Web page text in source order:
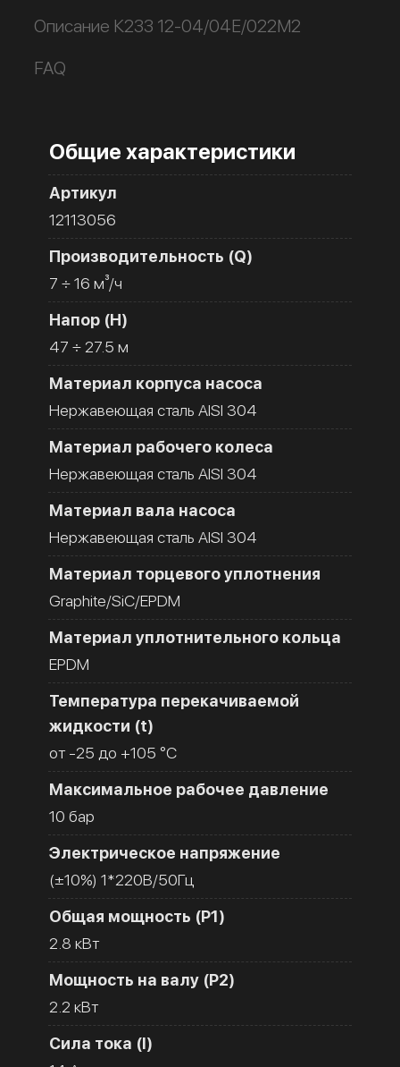
Описание К233 12-04/04Е/022М2
FAQ
Общие характеристики
Артикул
12113056
Производительность (Q)
7 ÷ 16 м³/ч
Напор (H)
47 ÷ 27.5 м
Материал корпуса насоса
Нержавеющая сталь AISI 304
Материал рабочего колеса
Нержавеющая сталь AISI 304
Материал вала насоса
Нержавеющая сталь AISI 304
Материал торцевого уплотнения
Graphite/SiC/EPDM
Материал уплотнительного кольца
EPDM
Температура перекачиваемой
жидкости (t)
от -25 до +105 °C
Максимальное рабочее давление
10 бар
Электрическое напряжение
(±10%) 1*220В/50Гц
Общая мощность (Р1)
2.8 кВт
Мощность на валу (Р2)
2.2 кВт
Сила тока (I)